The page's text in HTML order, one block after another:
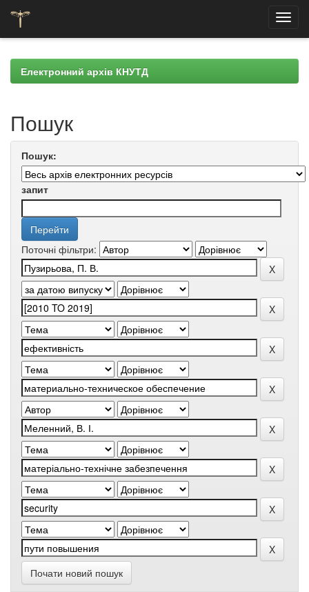
navigationЕлектронний архів КНУТД
Пошук
Пошук:
запит
Поточні фільтри:
Почати новий пошук